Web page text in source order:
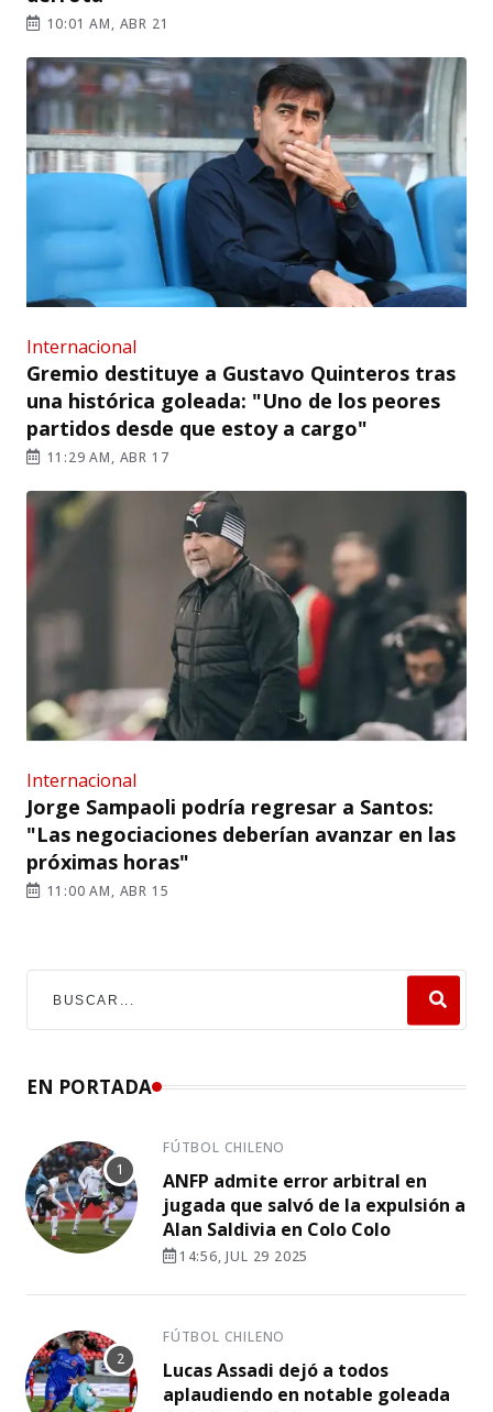
10:01 AM, ABR 21
Internacional
Gremio destituye a Gustavo Quinteros tras
una histórica goleada: "Uno de los peores
partidos desde que estoy a cargo"
11:29 AM, ABR 17
Internacional
Jorge Sampaoli podría regresar a Santos:
"Las negociaciones deberían avanzar en las
próximas horas"
11:00 AM, ABR 15
EN PORTADA
FÚTBOL CHILENO
ANFP admite error arbitral en
jugada que salvó de la expulsión a
Alan Saldivia en Colo Colo
14:56, JUL 29 2025
FÚTBOL CHILENO
Lucas Assadi dejó a todos
aplaudiendo en notable goleada